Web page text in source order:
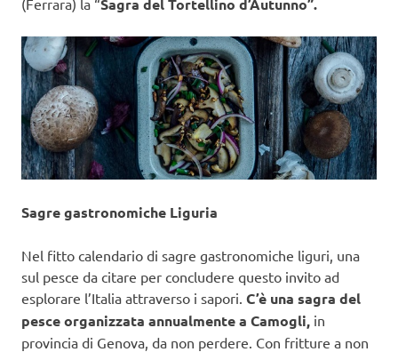
(Ferrara) la “Sagra del Tortellino d’Autunno”.
Sagre gastronomiche Liguria
Nel fitto calendario di sagre gastronomiche liguri, una
sul pesce da citare per concludere questo invito ad
esplorare l’Italia attraverso i sapori. C’è una sagra del
pesce organizzata annualmente a Camogli, in
provincia di Genova, da non perdere. Con fritture a non